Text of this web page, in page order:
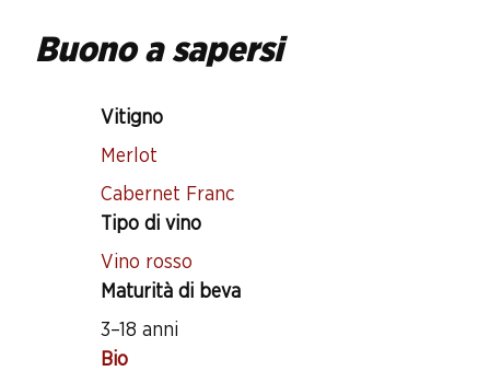
Buono a sapersi
Vitigno
Merlot
Cabernet Franc
Tipo di vino
Vino rosso
Maturità di beva
3–18 anni
Bio